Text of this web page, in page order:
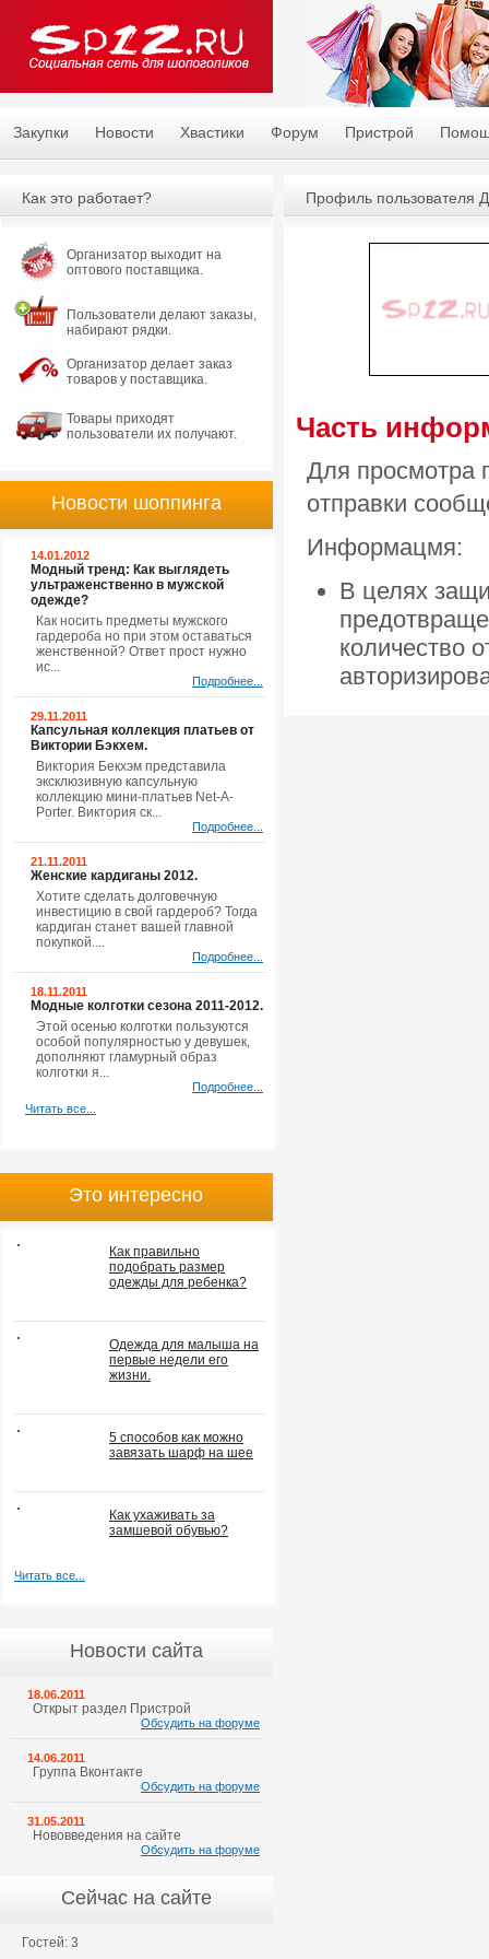
Закупки Новости Хвастики Форум Пристрой
Профиль пользователя
Часть
Для просмотра
отправки
Информацмя:
В целях
количество
Как это работает?
Организатор выходит на
оптового поставщика.
Пользователи делают заказы,
набирают рядки.
Организатор делает заказ
товаров у поставщика.
Товары приходят
пользователи их получают.
Новости шоппинга
14.01.2012
Модный тренд: Как выглядеть
ультраженственно в мужской
одежде?
Как носить предметы мужского
гардероба но при этом оставаться
женственной? Ответ прост нужно
ис...
Подробнее...
29.11.2011
Капсульная коллекция платьев от
Виктории Бэкхем.
Виктория Бекхэм представила
эксклюзивную капсульную
коллекцию мини-платьев Net-A-
Porter. Виктория ск...
Подробнее...
21.11.2011
Женские кардиганы 2012.
Хотите сделать долговечную
инвестицию в свой гардероб? Тогда
кардиган станет вашей главной
покупкой....
Подробнее...
18.11.2011
Модные колготки сезона 2011-2012.
Этой осенью колготки пользуются
особой популярностью у девушек,
дополняют гламурный образ
колготки я...
Подробнее...
Читать все...
Это интересно
Как правильно
подобрать размер
одежды для ребенка?
Одежда для малыша на
первые недели его
жизни.
5 способов как можно
завязать шарф на шее
Как ухаживать за
замшевой обувью?
Читать все...
Новости сайта
18.06.2011
Открыт раздел Пристрой
Обсудить на форуме
14.06.2011
Группа Вконтакте
Обсудить на форуме
31.05.2011
Нововведения на сайте
Обсудить на форуме
Сейчас на сайте
Гостей: 3